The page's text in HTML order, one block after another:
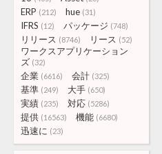
ERP (212) hue (31)
IFRS (12) パッケージ (748)
リリース (8746) リース (52)
ワークスアプリケーション
ズ (32)
企業 (6616) 会計 (325)
基準 (249) 大手 (650)
実績 (235) 対応 (5286)
提供 (16563) 機能 (6680)
迅速に (23)